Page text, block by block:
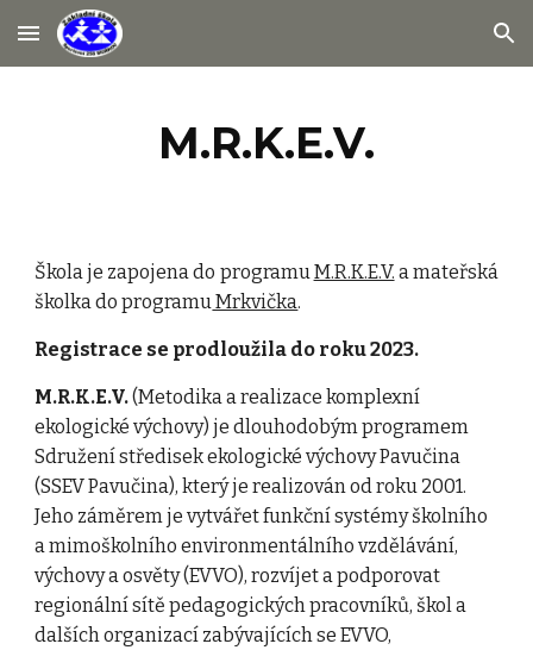
Skip to main content Skip to navigation
M.R.K.E.V.
Škola je zapojena do programuM.R.K.E.V. a mateřská
školka do programuMrkvička.
Registrace se prodloužila do roku 2023.
M.R.K.E.V. (Metodika a realizace komplexní
ekologické výchovy) je dlouhodobým programem
Sdružení středisek ekologické výchovy Pavučina
(SSEV Pavučina), který je realizován od roku 2001.
Jeho záměrem je vytvářet funkční systémy školního
a mimoškolního environmentálního vzdělávání,
výchovy a osvěty (EVVO), rozvíjet a podporovat
regionální sítě pedagogických pracovníků, škol a
dalších organizací zabývajících se EVVO,